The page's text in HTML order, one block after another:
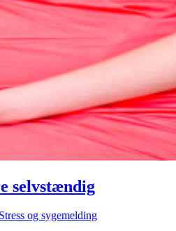
selvstændig
Stress og sygemelding